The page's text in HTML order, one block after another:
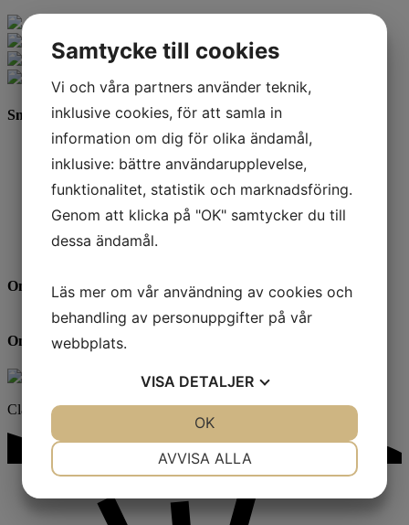
Snabbfakta
Byggår:1992
Storlek:2-4 rum och kök
Antal:62 hyresrätter
Hiss:Nej
Garage/Carport:
Ja
Tvättstuga:Ja
Områdeskarta
Områdesansvarig
Claes Persson
Samtycke till cookies
Vi och våra partners använder teknik,
inklusive cookies, för att samla in
information om dig för olika ändamål,
inklusive: bättre användarupplevelse,
funktionalitet, statistik och marknadsföring.
Genom att klicka på "OK" samtycker du till
dessa ändamål.
Läs mer om vår användning av cookies och
behandling av personuppgifter på vår
webbplats.
VISA DETALJER
MARKNADSFÖRING STATISTIK
AVVISA ALLA
OK